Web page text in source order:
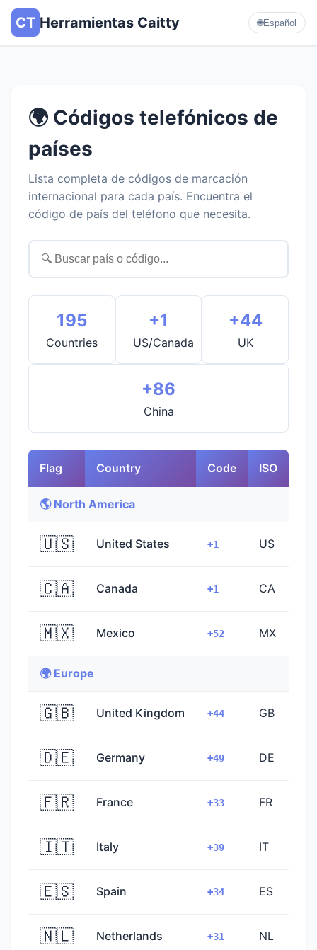
CT Herramientas Caitty 🌐Español
🌍 Códigos telefónicos de
países
Lista completa de códigos de marcación
internacional para cada país. Encuentra el
código de país del teléfono que necesita.
195
Countries
+1
US/Canada
+44
UK
+86
China
Flag Country Code ISO
🌎 North America
🇺🇸 United States +1 US
🇨🇦 Canada +1 CA
🇲🇽 Mexico +52 MX
🌍 Europe
🇬🇧 United Kingdom +44 GB
🇩🇪 Germany +49 DE
🇫🇷 France +33 FR
🇮🇹 Italy +39 IT
🇪🇸 Spain +34 ES
🇳🇱 Netherlands +31 NL